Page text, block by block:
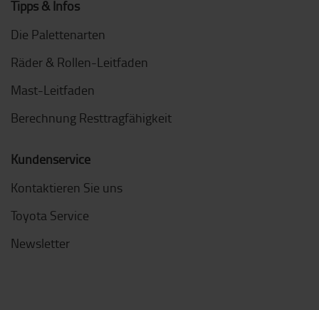
Tipps & Infos
Die Palettenarten
Räder & Rollen-Leitfaden
Mast-Leitfaden
Berechnung Resttragfähigkeit
Kundenservice
Kontaktieren Sie uns
Toyota Service
Newsletter